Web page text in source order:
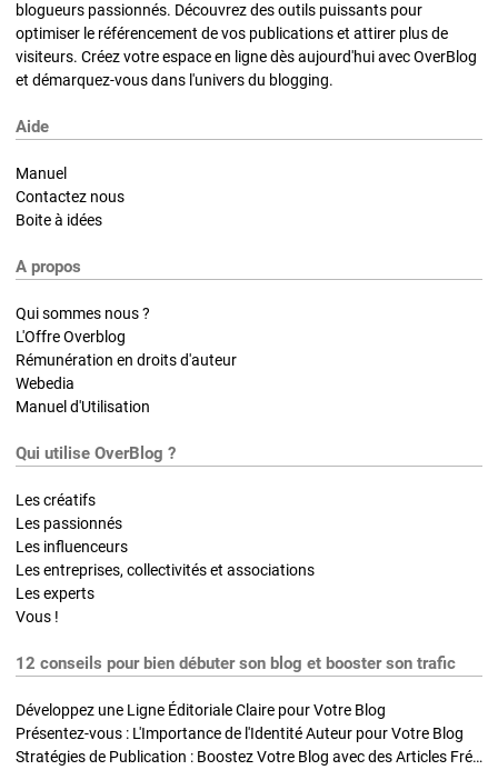
blogueurs passionnés. Découvrez des outils puissants pour
optimiser le référencement de vos publications et attirer plus de
visiteurs. Créez votre espace en ligne dès aujourd'hui avec OverBlog
et démarquez-vous dans l'univers du blogging.
Aide
Manuel
Contactez nous
Boite à idées
A propos
Qui sommes nous ?
L'Offre Overblog
Rémunération en droits d'auteur
Webedia
Manuel d'Utilisation
Qui utilise OverBlog ?
Les créatifs
Les passionnés
Les influenceurs
Les entreprises, collectivités et associations
Les experts
Vous !
12 conseils pour bien débuter son blog et booster son trafic
Développez une Ligne Éditoriale Claire pour Votre Blog
Présentez-vous : L'Importance de l'Identité Auteur pour Votre Blog
Stratégies de Publication : Boostez Votre Blog avec des Articles Fréquents et Exclusifs